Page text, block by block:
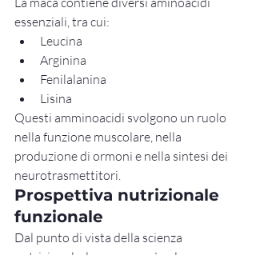
essenziali, tra cui:
Leucina
Arginina
Fenilalanina
Lisina
Questi amminoacidi svolgono un ruolo
nella funzione muscolare, nella
produzione di ormoni e nella sintesi dei
neurotrasmettitori.
Prospettiva nutrizionale
funzionale
Dal punto di vista della scienza